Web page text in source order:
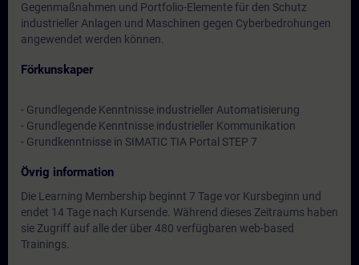
Gegenmaßnahmen und Portfolio-Elemente für den Schutz
industrieller Anlagen und Maschinen gegen Cyberbedrohungen
angewendet werden können.
Förkunskaper
- Grundlegende Kenntnisse industrieller Automatisierung
- Grundlegende Kenntnisse industrieller Kommunikation
- Grundkenntnisse in SIMATIC TIA Portal STEP 7
Övrig information
Die Learning Membership beginnt 7 Tage vor Kursbeginn und
endet 14 Tage nach Kursende. Während dieses Zeitraums haben
sie Zugriff auf alle der über 480 verfügbaren web-based
Trainings.